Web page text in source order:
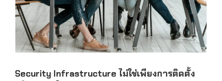
Security Infrastructure ไม่ใช่เพียงการติดตั้ง